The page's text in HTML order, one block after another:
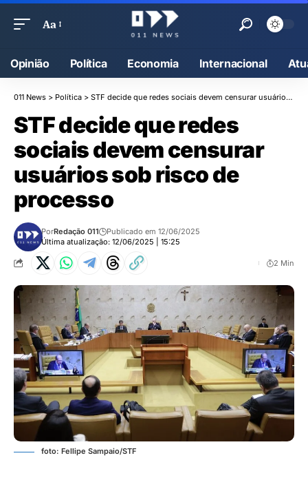
Aa
Opinião Política Economia Internacional
011 News > Política > STF decide que redes sociais devem censurar usuários sob risco de processo
STF decide que redes
sociais devem censurar
usuários sob risco de
processo
Última atualização: 12/06/2025 | 15:25
PorRedação 011 Publicado em 12/06/2025
2 Min
foto: Fellipe Sampaio/STF